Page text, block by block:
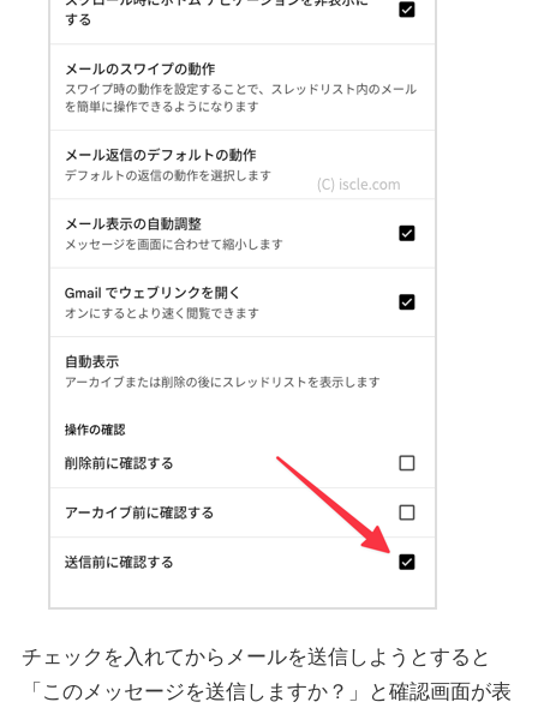
チェックを入れてからメールを送信しようとすると
「このメッセージを送信しますか？」と確認画面が表